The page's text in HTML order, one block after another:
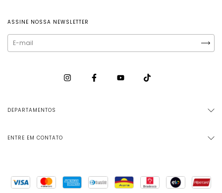
ASSINE NOSSA NEWSLETTER
DEPARTAMENTOS
ENTRE EM CONTATO